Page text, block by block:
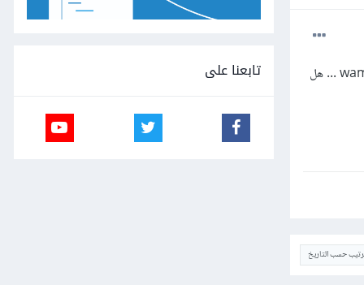
السلام عليكم ، لدي مشكلة في تشغيل البرامج التي يعمل فيها php ، جربت كل البرامج لكن بدون جدوى ، مثل wampserver ... هل
حسب التاريخ
تابعنا على